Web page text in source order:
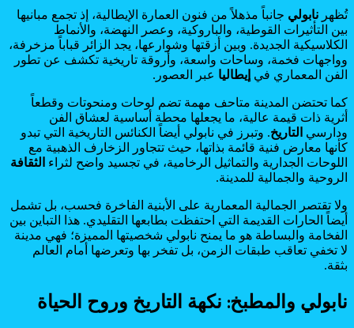
تُظهر نابولي جانباً مذهلاً من فنون العمارة الإيطالية، إذ تجمع مبانيها
بين التأثيرات القوطية، والباروكية، وعصر النهضة، والأنماط
الكلاسيكية الجديدة. وبين أزقتها وشوارعها، يجد الزائر قباباً مزخرفة،
وواجهات فخمة، وساحات واسعة، وأروقة تاريخية تكشف عن تطور
الفن المعماري في إيطاليا عبر العصور.
كما تحتضن المدينة متاحف مهمة تضم لوحات ومنحوتات وقطعاً
أثرية ذات قيمة عالية، ما يجعلها محطة أساسية لعشاق الفن
ودارسي التاريخ. وتبرز في نابولي أيضاً الكنائس التاريخية التي تبدو
كأنها معارض فنية قائمة بذاتها، حيث تتجاور الزخارف الذهبية مع
اللوحات الجدارية والتماثيل الرخامية، في تجسيد واضح لثراء الثقافة
الروحية والجمالية للمدينة.
ولا تقتصر الجمالية المعمارية على الأبنية الفاخرة فحسب، بل تشمل
أيضاً الحارات القديمة التي احتفظت بطابعها التقليدي. هذا التباين بين
الفخامة والبساطة هو ما يمنح نابولي شخصيتها المميزة؛ فهي مدينة
لا تخفي تعاقب طبقات الزمن، بل تفخر بها وتعرضها أمام العالم
بثقة.
نابولي والمطبخ: نكهة التاريخ وروح الحياة